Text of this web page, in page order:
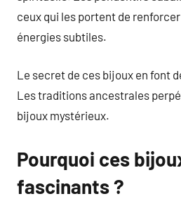
ceux qui les portent de
énergies subtiles.
Le secret de ces bijoux en font
Les traditions ancestrales
bijoux mystérieux.
Pourquoi ces
fascinants ?